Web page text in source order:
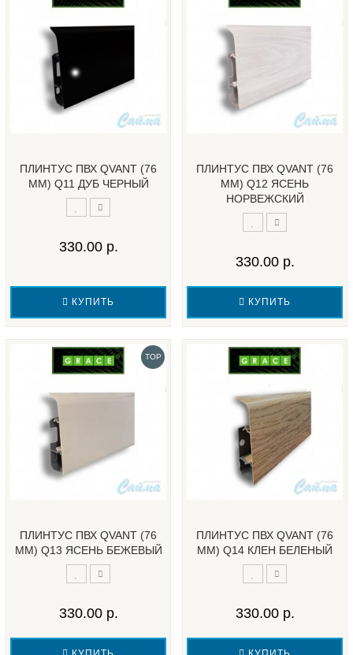
ПЛИНТУС ПВХ QVANT (76
ММ) Q11 ДУБ ЧЕРНЫЙ
330.00 р.
КУПИТЬ
ПЛИНТУС ПВХ QVANT (76
ММ) Q12 ЯСЕНЬ
НОРВЕЖСКИЙ
330.00 р.
КУПИТЬ
TOP
ПЛИНТУС ПВХ QVANT (76
ММ) Q13 ЯСЕНЬ БЕЖЕВЫЙ
330.00 р.
ПЛИНТУС ПВХ QVANT (76
ММ) Q14 КЛЕН БЕЛЕНЫЙ
330.00 р.